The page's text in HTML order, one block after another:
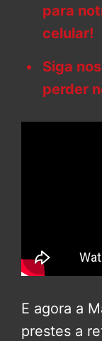
para
celular!
Siga
perder
E agora a
prestes a